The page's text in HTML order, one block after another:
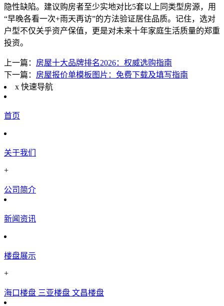
隐性缺陷。建议购房者至少实地对比5套以上同类型房源，用
“早晚各看一次+雨天再访”的方法验证居住品质。记住，选对
户型不仅关乎资产保值，更是对未来十年家庭生活质量的郑重
投资。
上一篇： 房屋十大品牌排名2026：权威选购指南
下一篇： 房屋报价单模板图片：免费下载及填写指南
x 快速导航
首页
关于我们
+
公司简介
新闻资讯
楼盘展示
+
海口楼盘 三亚楼盘 文昌楼盘